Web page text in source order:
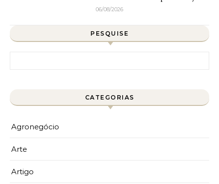
06/08/2026
PESQUISE
CATEGORIAS
Agronegócio
Arte
Artigo